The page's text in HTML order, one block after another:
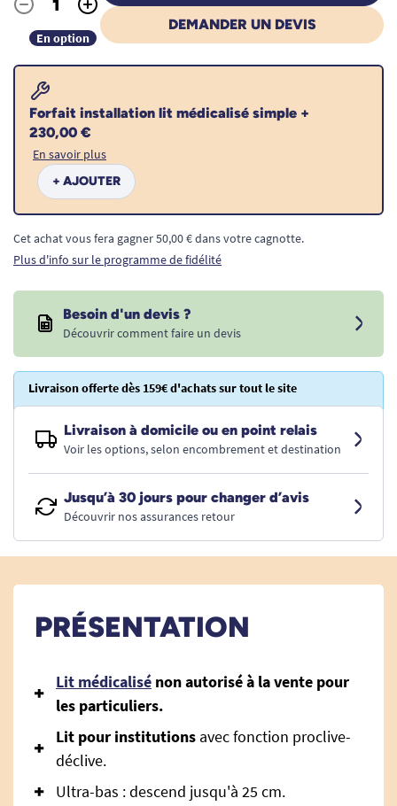
Quantité
DEMANDER UN DEVIS
En option
Forfait installation lit médicalisé simple +
230,00 €
En savoir plus
+ AJOUTER
Cet achat vous fera gagner 50,00 € dans votre cagnotte.
Plus d'info sur le programme de fidélité
Besoin d'un devis ?
Découvrir comment faire un devis
Livraison offerte dès 159€ d'achats sur tout le site
Livraison à domicile ou en point relais
Voir les options, selon encombrement et destination
Jusqu’à 30 jours pour changer d’avis
Découvrir nos assurances retour
PRÉSENTATION
Lit médicalisé non autorisé à la vente pour
les particuliers.
Lit pour institutions avec fonction proclive-
déclive.
Ultra-bas : descend jusqu'à 25 cm.